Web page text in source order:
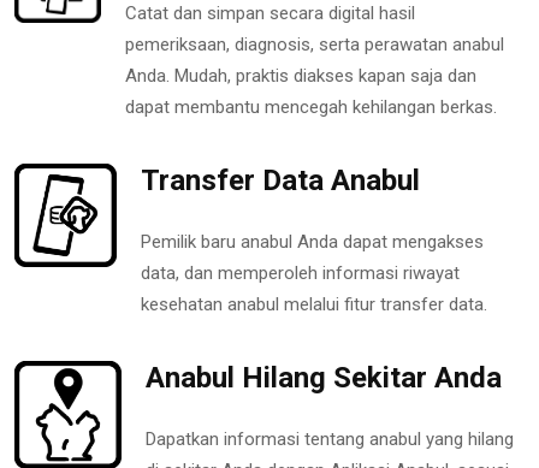
Catat dan simpan secara digital hasil
pemeriksaan, diagnosis, serta perawatan anabul
Anda. Mudah, praktis diakses kapan saja dan
dapat membantu mencegah kehilangan berkas.
Transfer Data Anabul
Pemilik baru anabul Anda dapat mengakses
data, dan memperoleh informasi riwayat
kesehatan anabul melalui fitur transfer data.
Anabul Hilang Sekitar Anda
Dapatkan informasi tentang anabul yang hilang